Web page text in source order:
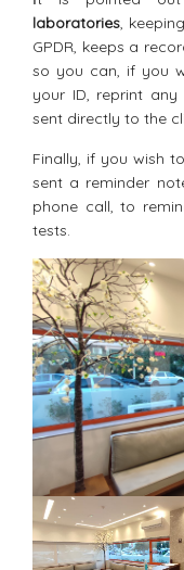
laboratories,
GPDR, keeps a
so you can, if you
your ID, reprint
sent directly to the
Finally, if you wish
sent a reminder
phone call, to
tests.